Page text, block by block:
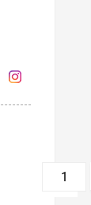
favorite_border